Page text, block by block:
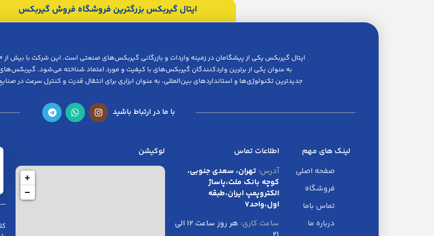
ایتال گیربکس بزرگترین فروشگاه فروش گیربکس
به عنوان یکی از برترین واردکنندگان گیربکس‌های با کیفیت و مورد اعتماد شناخته می‌شود. گیربکس‌های
جدیدترین تکنولوژی‌ها و استانداردهای بین‌المللی، به عنوان ابزاری برای انتقال قدرت و کنترل سرعت در
با ما در ارتباط باشید
لینک های مهم
صفحه اصلی
فروشگاه
تماس باما
درباره ما
اطلاعات تماس
آدرس: تهران، سعدی جنوبی،
کوچه بانک ملت،پاساژ
الکتروپمپ ایران،طبقه
اول،واحد7
ساعت کاری:
هر روز ساعت ۱۲ الی
لوکیشن
+
−